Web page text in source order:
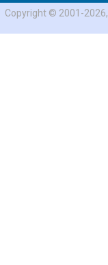
Copyright © 2001-2026,